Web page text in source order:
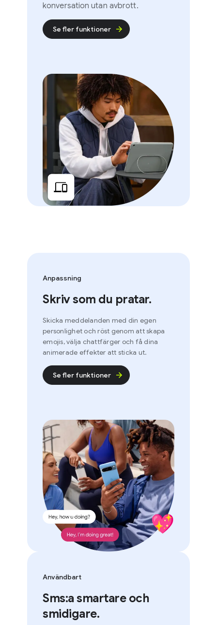
konversation utan avbrott.
Se fler funktioner
Anpassning
Skriv som du pratar.
Skicka meddelanden med din egen
personlighet och röst genom att skapa
emojis, välja chattfärger och få dina
animerade effekter att sticka ut.
Se fler funktioner
Användbart
Sms:a smartare och
smidigare.